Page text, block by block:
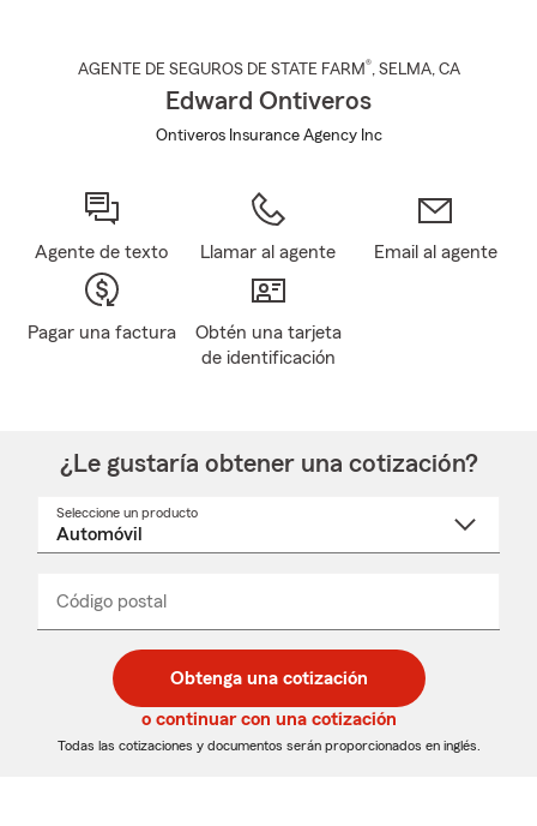
AGENTE DE SEGUROS DE STATE FARM®, SELMA, CA
Edward Ontiveros
Ontiveros Insurance Agency Inc
Agente de texto Llamar al agente Email al agente
Pagar una factura
Obtén una tarjeta
de identificación
¿Le gustaría obtener una cotización?
Seleccione un producto
desplegable
Código postal
de
5
dígitos
de
5
dígitos
_____
Obtenga una cotización
o continuar con una cotización
Todas las cotizaciones y documentos serán proporcionados en inglés.